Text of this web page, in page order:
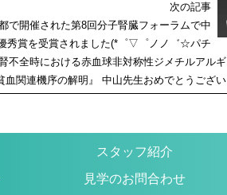
次の記事
で開催された第8回分子腎臓フォーラムで中
秀賞を受賞されました(*゜▽゜ノノ゛☆パチ
不全時における赤血球非対称性ジメチルアル
血関連機序の解明』 中山先生おめでとうござい
スタッフ紹介
見学のお問合わせ